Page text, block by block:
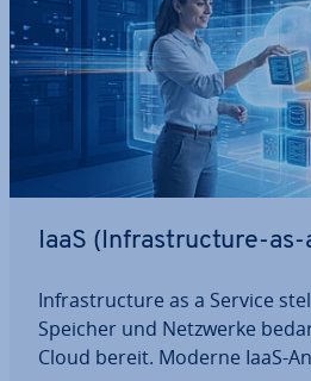
IaaS (In­fra­struc­tu­re-
In­fra­struc­tu­re as a Service
Speicher und Netzwerke
Cloud bereit. Moderne IaaS-